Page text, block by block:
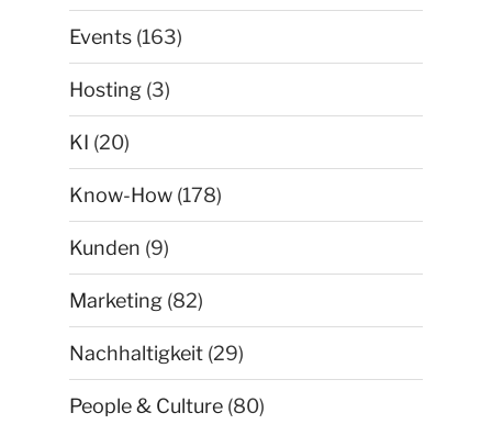
Events (163)
Hosting (3)
KI (20)
Know-How (178)
Kunden (9)
Marketing (82)
Nachhaltigkeit (29)
People & Culture (80)